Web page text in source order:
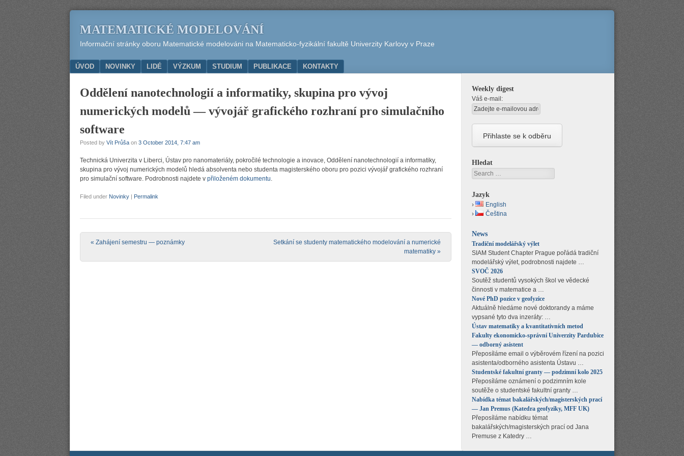
MATEMATICKÉ MODELOVÁNÍ
Informační stránky oboru Matematické modelováni na Matematicko-fyzikální fakultě Univerzity Karlovy v Praze
Menu
SKIP TO CONTENT
ÚVOD NOVINKY LIDÉ VÝZKUM STUDIUM PUBLIKACE KONTAKTY
Oddělení nanotechnologií a informatiky, skupina pro vývoj
numerických modelů — vývojář grafického rozhraní pro simulačního
software
Posted by Vít Průša on 3 October 2014, 7:47 am
Technická Univerzita v Liberci, Ústav pro nanomateriály, pokročilé technologie a inovace, Oddělení nanotechnologií a informatiky,
skupina pro vývoj numerických modelů hledá absolventa nebo studenta magisterského oboru pro pozici vývojář grafického rozhraní
pro simulační software. Podrobnosti najdete v přiloženém dokumentu.
Filed under Novinky | Permalink
Post navigation
« Zahájení semestru — poznámky
Setkání se studenty matematického modelování a numerické
matematiky »
Weekly digest
Váš e-mail:
Hledat
Search
Jazyk
English
Čeština
News
Tradiční modelářský výlet
SIAM Student Chapter Prague pořádá tradiční
modelářský výlet, podrobnosti najdete …
SVOČ 2026
Soutěž studentů vysokých škol ve vědecké
činnosti v matematice a …
Nové PhD pozice v geofyzice
Aktuálně hledáme nové doktorandy a máme
vypsané tyto dva inzeráty: …
Ústav matematiky a kvantitativních metod
Fakulty ekonomicko-správní Univerzity Pardubice
— odborný asistent
Přeposíláme email o výběrovém řízení na pozici
asistenta/odborného asistenta Ústavu …
Studentské fakultní granty — podzimní kolo 2025
Přeposíláme oznámení o podzimním kole
soutěže o studentské fakultní granty …
Nabídka témat bakalářských/magisterských prací
— Jan Premus (Katedra geofyziky, MFF UK)
Přeposíláme nabídku témat
bakalářských/magisterských prací od Jana
Premuse z Katedry …